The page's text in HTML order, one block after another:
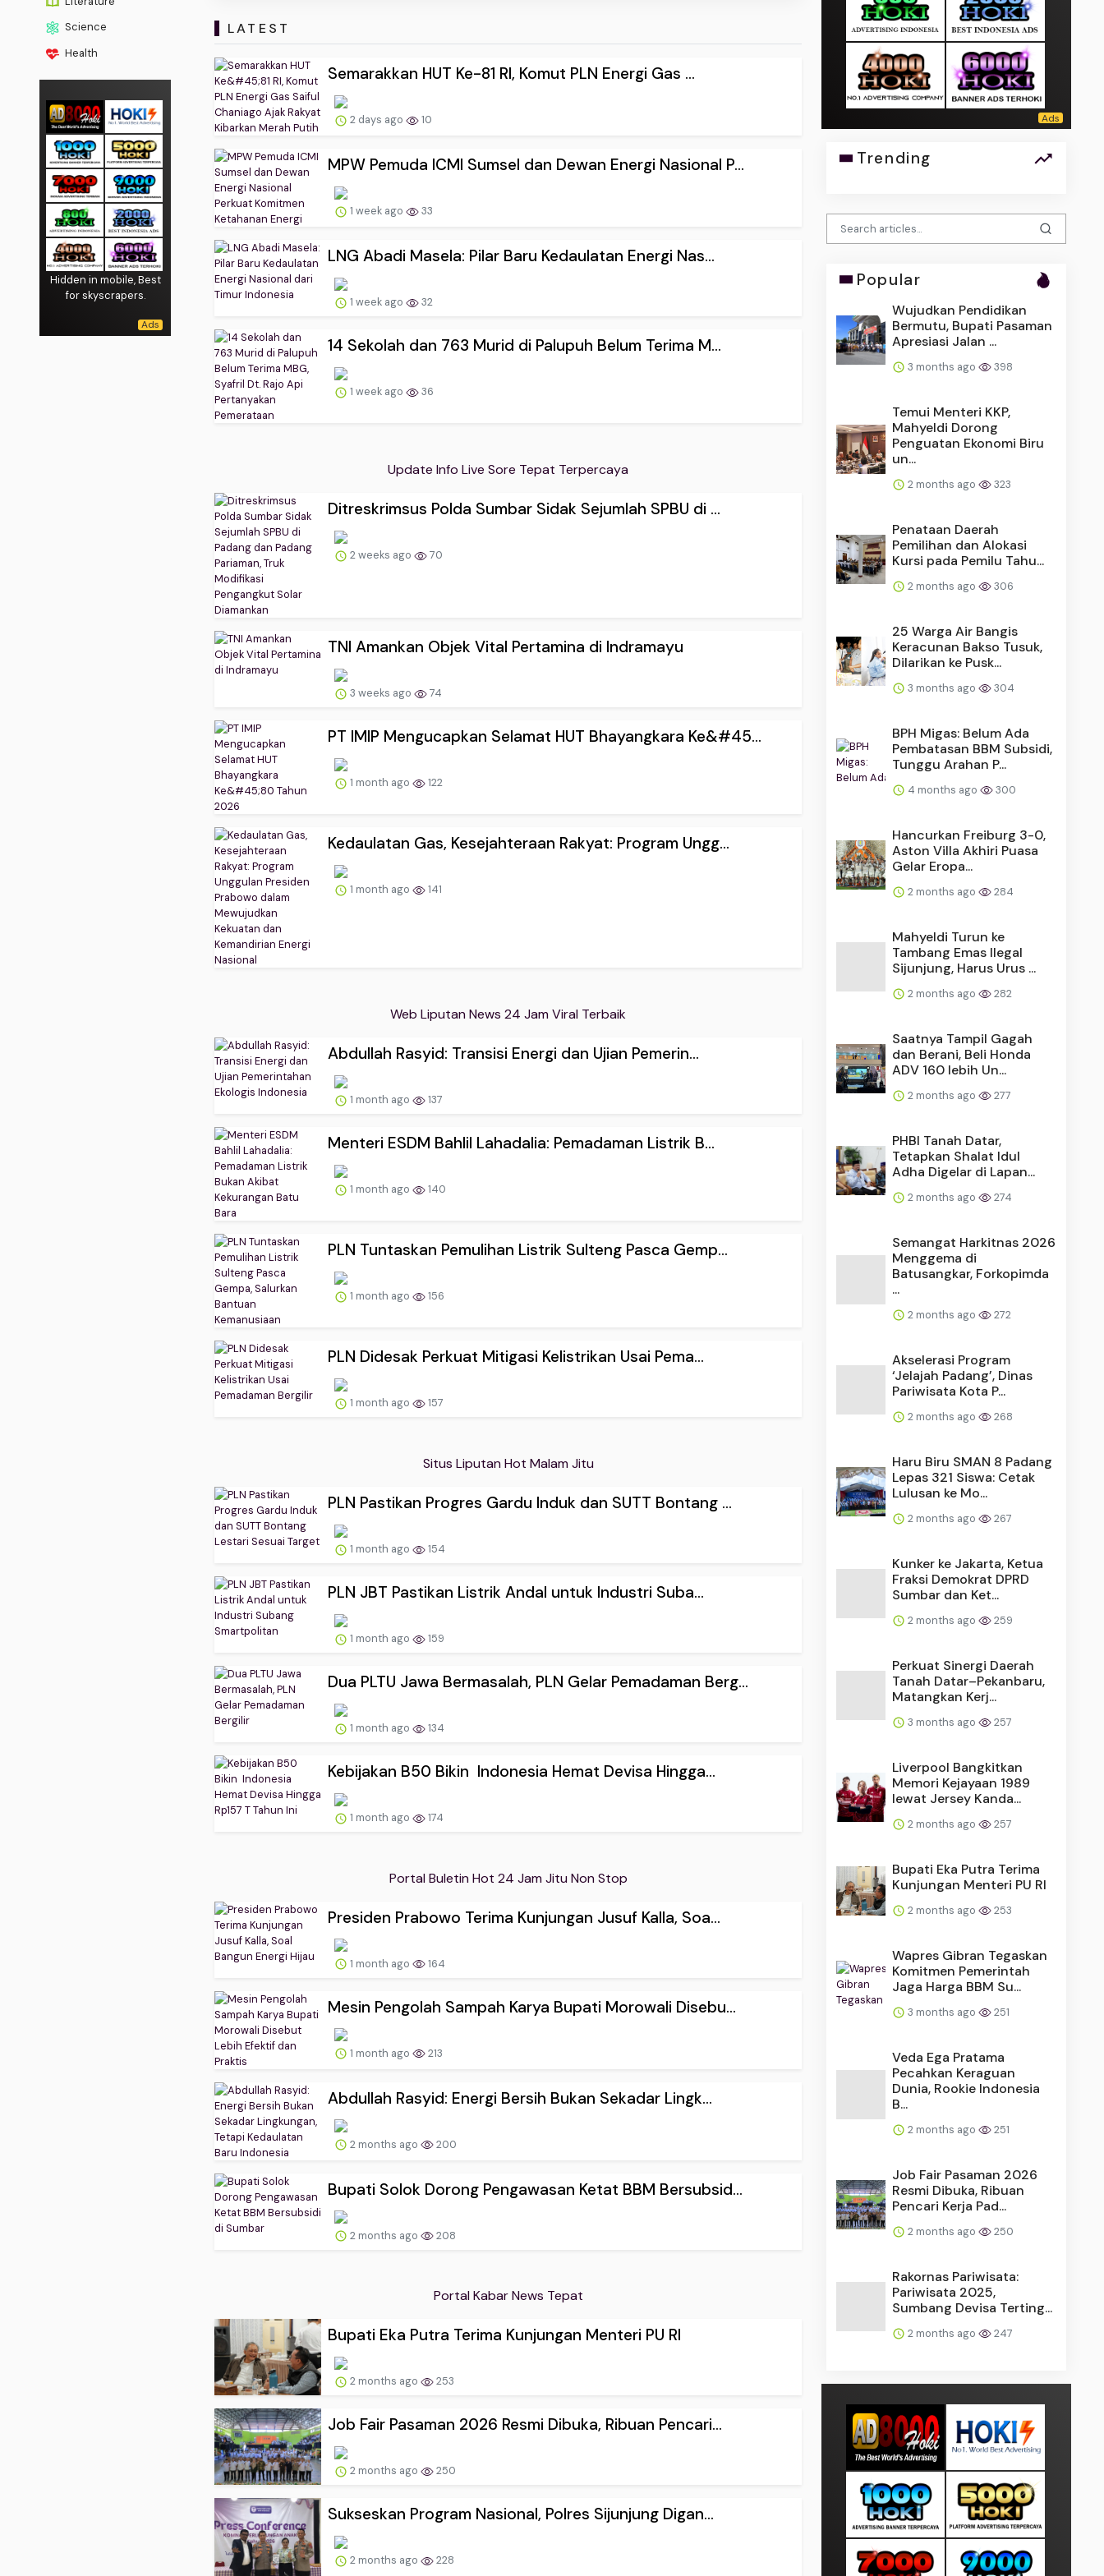
Science
Health
Hidden in mobile, Best
for skyscrapers.
LATEST
Semarakkan HUT Ke-81 RI, Komut PLN Energi Gas ...
2 days ago 10
MPW Pemuda ICMI Sumsel dan Dewan Energi Nasional P...
1 week ago 33
LNG Abadi Masela: Pilar Baru Kedaulatan Energi Nas...
1 week ago 32
14 Sekolah dan 763 Murid di Palupuh Belum Terima M...
1 week ago 36
Update Info Live Sore Tepat Terpercaya
Ditreskrimsus Polda Sumbar Sidak Sejumlah SPBU di ...
2 weeks ago 70
TNI Amankan Objek Vital Pertamina di Indramayu
3 weeks ago 74
PT IMIP Mengucapkan Selamat HUT Bhayangkara Ke&#45...
1 month ago 122
Kedaulatan Gas, Kesejahteraan Rakyat: Program Ungg...
1 month ago 141
Web Liputan News 24 Jam Viral Terbaik
Abdullah Rasyid: Transisi Energi dan Ujian Pemerin...
1 month ago 137
Menteri ESDM Bahlil Lahadalia: Pemadaman Listrik B...
1 month ago 140
PLN Tuntaskan Pemulihan Listrik Sulteng Pasca Gemp...
1 month ago 156
PLN Didesak Perkuat Mitigasi Kelistrikan Usai Pema...
1 month ago 157
Situs Liputan Hot Malam Jitu
PLN Pastikan Progres Gardu Induk dan SUTT Bontang ...
1 month ago 154
PLN JBT Pastikan Listrik Andal untuk Industri Suba...
1 month ago 159
Dua PLTU Jawa Bermasalah, PLN Gelar Pemadaman Berg...
1 month ago 134
Kebijakan B50 Bikin Indonesia Hemat Devisa Hingga...
1 month ago 174
Portal Buletin Hot 24 Jam Jitu Non Stop
Presiden Prabowo Terima Kunjungan Jusuf Kalla, Soa...
1 month ago 164
Mesin Pengolah Sampah Karya Bupati Morowali Disebu...
1 month ago 213
Abdullah Rasyid: Energi Bersih Bukan Sekadar Lingk...
2 months ago 200
Bupati Solok Dorong Pengawasan Ketat BBM Bersubsid...
2 months ago 208
Portal Kabar News Tepat
Bupati Eka Putra Terima Kunjungan Menteri PU RI
2 months ago 253
Job Fair Pasaman 2026 Resmi Dibuka, Ribuan Pencari...
2 months ago 250
Sukseskan Program Nasional, Polres Sijunjung Digan...
2 months ago 228
Trending
Popular
Wujudkan Pendidikan
Bermutu, Bupati Pasaman
Apresiasi Jalan ...
3 months ago 398
Temui Menteri KKP,
Mahyeldi Dorong
Penguatan Ekonomi Biru
un...
2 months ago 323
Penataan Daerah
Pemilihan dan Alokasi
Kursi pada Pemilu Tahu...
2 months ago 306
25 Warga Air Bangis
Keracunan Bakso Tusuk,
Dilarikan ke Pusk...
3 months ago 304
BPH Migas: Belum Ada
Pembatasan BBM Subsidi,
Tunggu Arahan P...
4 months ago 300
Hancurkan Freiburg 3-0,
Aston Villa Akhiri Puasa
Gelar Eropa...
2 months ago 284
Mahyeldi Turun ke
Tambang Emas Ilegal
Sijunjung, Harus Urus ...
2 months ago 282
Saatnya Tampil Gagah
dan Berani, Beli Honda
ADV 160 lebih Un...
2 months ago 277
PHBI Tanah Datar,
Tetapkan Shalat Idul
Adha Digelar di Lapan...
2 months ago 274
Semangat Harkitnas 2026
Menggema di
Batusangkar, Forkopimda
...
2 months ago 272
Akselerasi Program
‘Jelajah Padang’, Dinas
Pariwisata Kota P...
2 months ago 268
Haru Biru SMAN 8 Padang
Lepas 321 Siswa: Cetak
Lulusan ke Mo...
2 months ago 267
Kunker ke Jakarta, Ketua
Fraksi Demokrat DPRD
Sumbar dan Ket...
2 months ago 259
Perkuat Sinergi Daerah
Tanah Datar–Pekanbaru,
Matangkan Kerj...
3 months ago 257
Liverpool Bangkitkan
Memori Kejayaan 1989
lewat Jersey Kanda...
2 months ago 257
Bupati Eka Putra Terima
Kunjungan Menteri PU RI
2 months ago 253
Wapres Gibran Tegaskan
Komitmen Pemerintah
Jaga Harga BBM Su...
3 months ago 251
Veda Ega Pratama
Pecahkan Keraguan
Dunia, Rookie Indonesia
B...
2 months ago 251
Job Fair Pasaman 2026
Resmi Dibuka, Ribuan
Pencari Kerja Pad...
2 months ago 250
Rakornas Pariwisata:
Pariwisata 2025,
Sumbang Devisa Terting...
2 months ago 247